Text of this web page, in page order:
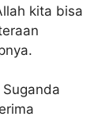
kita bisa